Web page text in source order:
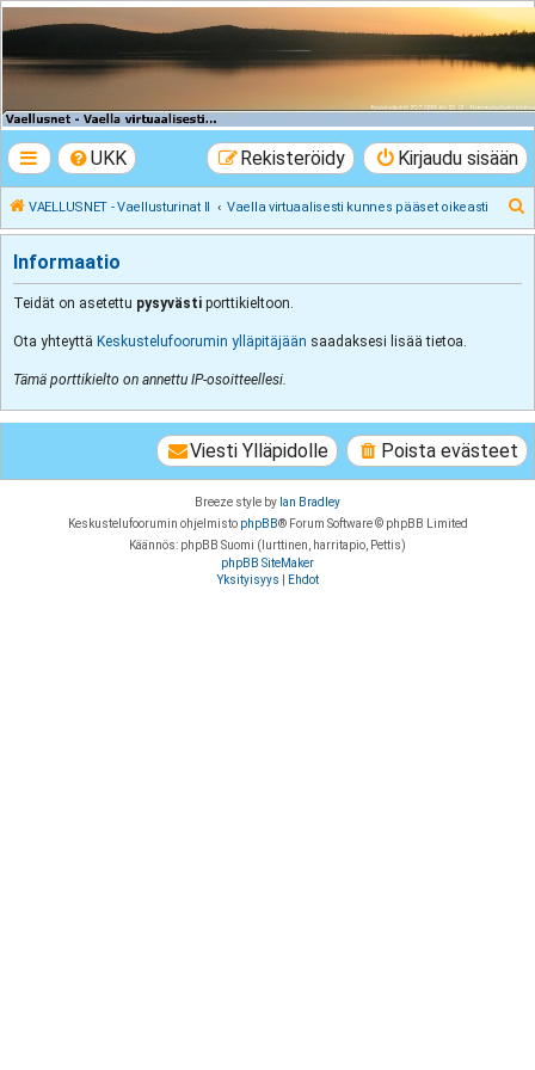
VAELLUSNET -
Vaellusturinat II
UKK Kirjaudu sisään
Rekisteröidy
VAELLUSNET - Vaellusturinat II Vaella virtuaalisesti kunnes pääset oikeasti
t
Informaatio
Teidät on asetettu pysyvästi porttikieltoon.
Ota yhteyttä Keskustelufoorumin ylläpitäjään saadaksesi lisää tietoa.
Tämä porttikielto on annettu IP-osoitteellesi.
Poista evästeet
Viesti Ylläpidolle
Breeze style by Ian Bradley
Keskustelufoorumin ohjelmisto phpBB® Forum Software © phpBB Limited
Käännös: phpBB Suomi (lurttinen, harritapio, Pettis)
phpBB SiteMaker
Yksityisyys
Ehdot